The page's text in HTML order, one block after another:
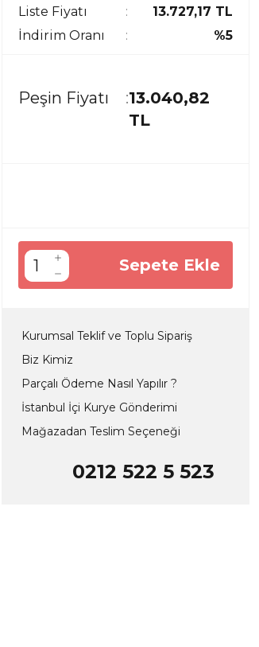
Liste Fiyatı
13.727,17 TL
İndirim Oranı
%5
Peşin Fiyatı
13.040,82
TL
Sepete Ekle
Kurumsal Teklif ve Toplu Sipariş
Biz Kimiz
Parçalı Ödeme Nasıl Yapılır ?
İstanbul İçi Kurye Gönderimi
Mağazadan Teslim Seçeneği
0212 522 5 523